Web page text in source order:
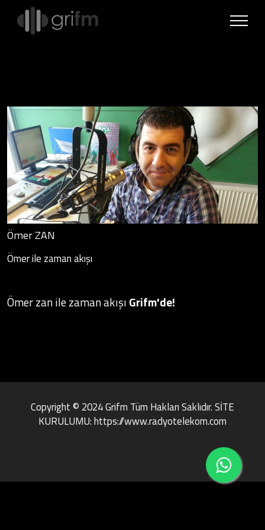
Ömer ZAN
Ömer ile zaman akışı
Ömer zan ile zaman akışı Grifm'de!
Copyright © 2024 Grifm Tüm Hakları Saklıdır. SİTE
KURULUMU: https://www.radyotelekom.com